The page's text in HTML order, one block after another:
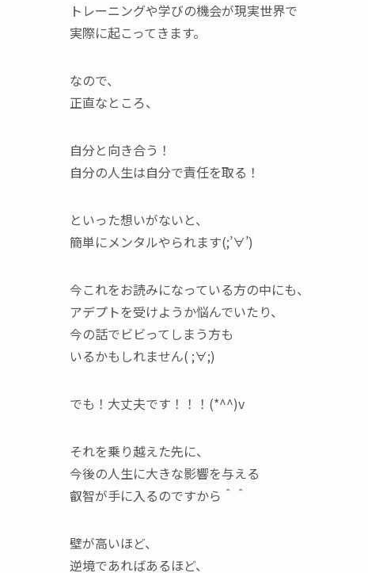
トレーニングや学びの機会が現実世界で
実際に起こってきます。
なので、
正直なところ、
自分と向き合う！
自分の人生は自分で責任を取る！
といった想いがないと、
簡単にメンタルやられます(;’∀’)
今これをお読みになっている方の中にも、
アデプトを受けようか悩んでいたり、
今の話でビビってしまう方も
いるかもしれません( ;∀;)
でも！大丈夫です！！！(*^^)v
それを乗り越えた先に、
今後の人生に大きな影響を与える
叡智が手に入るのですから＾＾
壁が高いほど、
逆境であればあるほど、